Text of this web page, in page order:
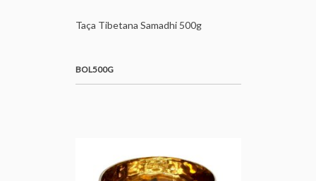
Taça Tibetana Samadhi 500g
BOL500G